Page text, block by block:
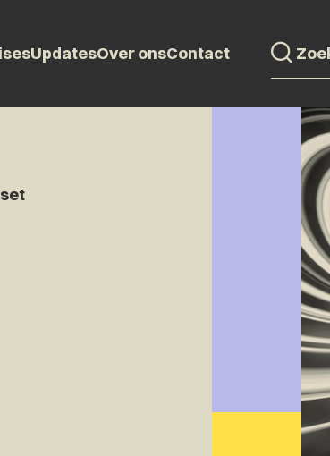
UpdatesOver onsContact